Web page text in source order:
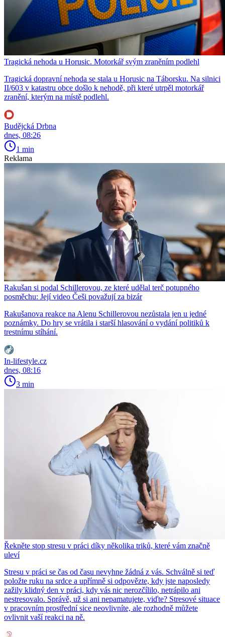
Tragická nehoda u Horusic. Motorkář svým zraněním podlehl
Tragická dopravní nehoda se stala u Horusic na Táborsku. Na silnici
II/603 v katastru obce došlo k nehodě, při které utrpěl motorkář
zranění, kterým na místě podlehl.
Budějcká Drbna
dnes, 08:26
1 min
Reklama
Rakušan si podal Schillerovou, ze které udělal terč potupného
posměchu: Její video Češi považují za bizár
Rakušanova reakce na Alenu Schillerovou nezůstala jen u jedné
poznámky. Do hry se vrátila i starší hlasování o vydání politiků k
trestnímu stíhání.
In-lifestyle.cz
dnes, 08:16
3 min
Řekněte stop stresu v práci díky několika triků, které vám značně
uleví
Stresu v práci se čas od času nevyhne žádná z vás. Schválně si teď
položte ruku na srdce a upřímně si odpovězte, kdy jste naposledy
zažily klidný den v práci, kdy vás nic nerozčílilo, netrápilo ani
nestresovalo. Správě, už si ani nepamatujete, viďte? Stresové situace
v pracovním prostřední sice neovlivníte, ale rozhodně můžete
ovlivnit vaší reakci na ně.